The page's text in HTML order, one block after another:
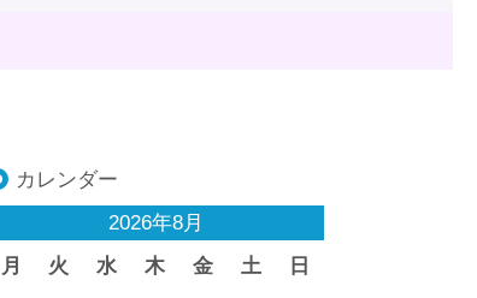
カレンダー
2026年8月
月
火 水 木 金 土 日